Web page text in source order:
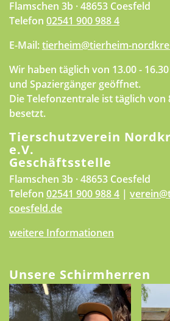
Flamschen 3b · 48653 Coesfeld
Telefon 02541 900 988 4
E-Mail:tierheim@tierheim-
Wir haben täglich von 13.00 -
und Spaziergänger geöffnet.
Die Telefonzentrale ist täglich von
besetzt.
Tierschutzverein
e.V.
Geschäftsstelle
Flamschen 3b · 48653 Coesfeld
Telefon 02541 900 988 4 |
coesfeld.de
weitere Informationen
Unsere Schirmherren